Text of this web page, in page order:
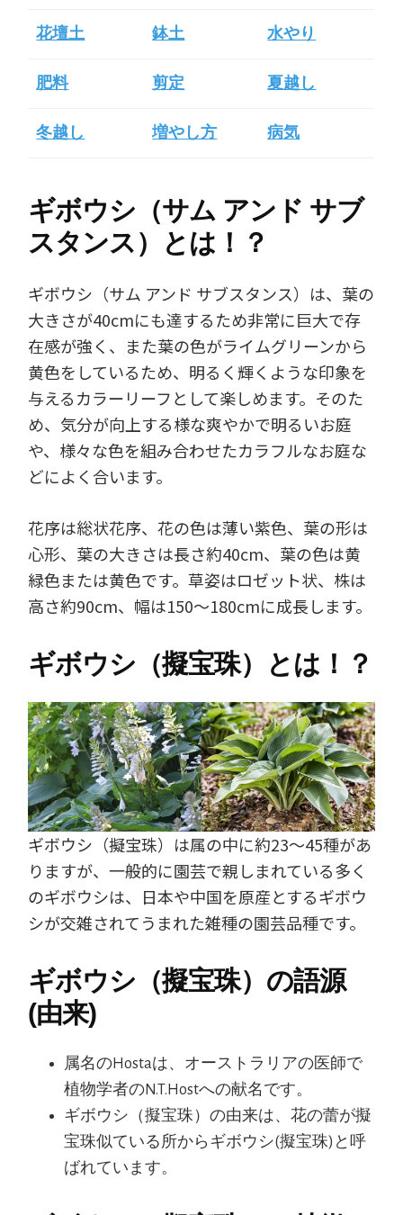
花壇土 鉢土 水やり
肥料 剪定 夏越し
冬越し 増やし方 病気
ギボウシ（サム アンド サブ
スタンス）とは！？
ギボウシ（サム アンド サブスタンス）は、葉の
大きさが40cmにも達するため非常に巨大で存
在感が強く、また葉の色がライムグリーンから
黄色をしているため、明るく輝くような印象を
与えるカラーリーフとして楽しめます。そのた
め、気分が向上する様な爽やかで明るいお庭
や、様々な色を組み合わせたカラフルなお庭な
どによく合います。
花序は総状花序、花の色は薄い紫色、葉の形は
心形、葉の大きさは長さ約40cm、葉の色は黄
緑色または黄色です。草姿はロゼット状、株は
高さ約90cm、幅は150～180cmに成長します。
ギボウシ（擬宝珠）とは！？
ギボウシ（擬宝珠）は属の中に約23～45種があ
りますが、一般的に園芸で親しまれている多く
のギボウシは、日本や中国を原産とするギボウ
シが交雑されてうまれた雑種の園芸品種です。
ギボウシ（擬宝珠）の語源
(由来)
属名のHostaは、オーストラリアの医師で
植物学者のN.T.Hostへの献名です。
ギボウシ（擬宝珠）の由来は、花の蕾が擬
宝珠似ている所からギボウシ(擬宝珠)と呼
ばれています。